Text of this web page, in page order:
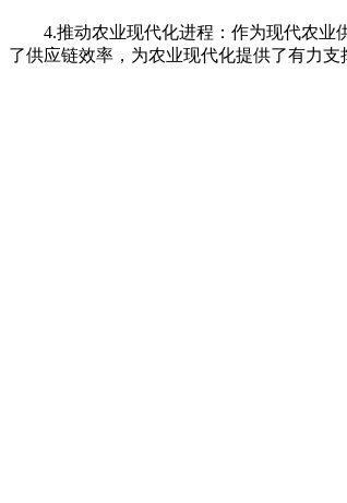
4.推动农业现代化进程：作为现代农业供
了供应链效率，为农业现代化提供了有力支